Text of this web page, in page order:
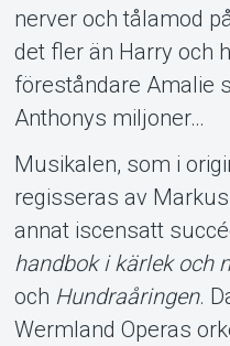
nerver och tålamod
det fler än Harry och
föreståndare Amalie
Anthonys miljoner…
Musikalen, som i
regisseras av
annat iscensatt
handbok i kärlek och
och Hundraåringen.
Wermland Operas